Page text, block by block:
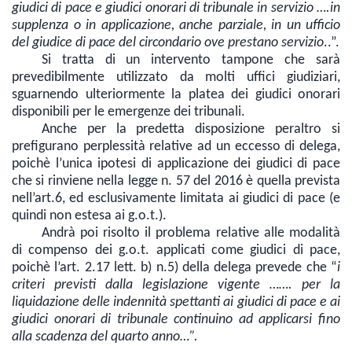
giudici di pace e giudici onorari di tribunale in servizio ….in
supplenza o in applicazione, anche parziale, in un ufficio
del giudice di pace del circondario ove prestano servizio..”.
Si tratta di un intervento tampone che sarà
prevedibilmente utilizzato da molti uffici giudiziari,
sguarnendo ulteriormente la platea dei giudici onorari
disponibili per le emergenze dei tribunali.
Anche per la predetta disposizione peraltro si
prefigurano perplessità relative ad un eccesso di delega,
poichè l’unica ipotesi di applicazione dei giudici di pace
che si rinviene nella legge n. 57 del 2016 è quella prevista
nell’art.6, ed esclusivamente limitata ai giudici di pace (e
quindi non estesa ai g.o.t.).
Andrà poi risolto il problema relative alle modalità
di compenso dei g.o.t. applicati come giudici di pace,
poichè l’art. 2.17 lett. b) n.5) della delega prevede che “i
criteri previsti
dalla legislazione vigente ……. per la
liquidazione delle indennità spettanti ai giudici di pace e ai
giudici onorari di tribunale continuino ad applicarsi fino
alla scadenza del quarto anno…”.